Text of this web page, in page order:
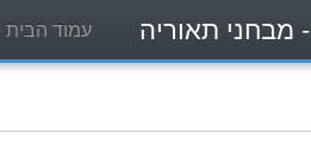
- מבחני תאוריה עמוד הבית